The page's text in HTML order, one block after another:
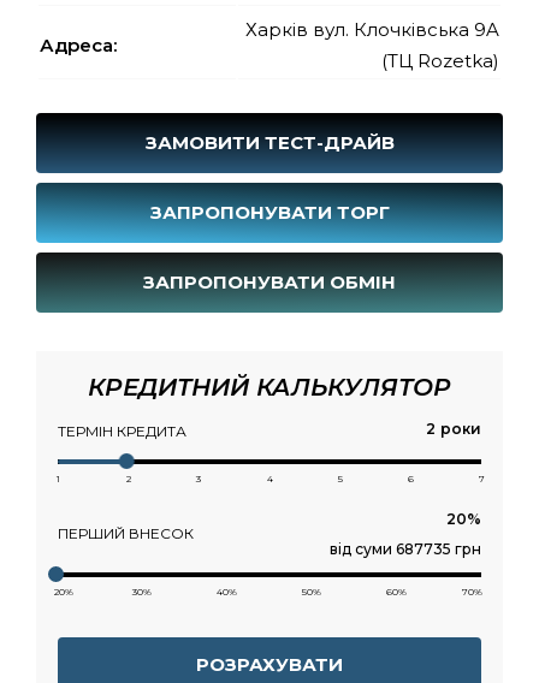
Адреса:
Харків вул. Клочківська 9A
(ТЦ Rozetka)
ЗАМОВИТИ ТЕСТ-ДРАЙВ
ЗАПРОПОНУВАТИ ТОРГ
ЗАПРОПОНУВАТИ ОБМІН
КРЕДИТНИЙ КАЛЬКУЛЯТОР
ТЕРМІН КРЕДИТА роки
1 2 3 4 5 6 7
ПЕРШИЙ ВНЕСОК
від суми 687735 грн
20% 30% 40% 50% 60% 70%
РОЗРАХУВАТИ